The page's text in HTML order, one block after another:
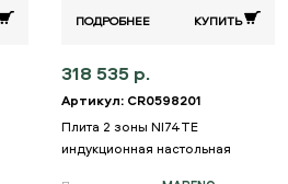
ПОДРОБНЕЕ КУПИТЬ
318 535 р.
Артикул: CR0598201
Плита 2 зоны NI74TE
индукционная настольная